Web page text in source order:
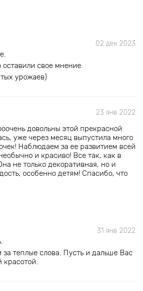
02 дек 2023
оставили свое мнение.
урожаев)
23 янв 2022
довольны этой прекрасной
уже через месяц выпустила много
Наблюдаем за ее развитием всей
и красиво! Все так, как в
не только декоративная, но и
особенно детям! Спасибо, что
31 янв 2022
теплые слова. Пусть и дальше Вас
красотой.